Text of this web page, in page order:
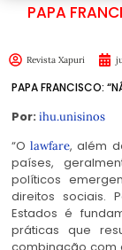
PAPA
Revista Xapuri
PAPA FRANCISCO:
Por: ihu.unisinos
“Olawfare, além
países,
políticos
direitos sociais.
Estados é
práticas que